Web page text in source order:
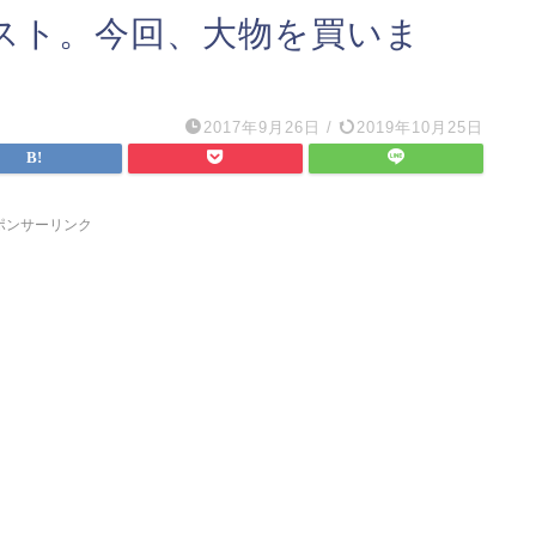
。今回、大物を買いま
2017年9月26日 / 2019年10月25日
ンサーリンク